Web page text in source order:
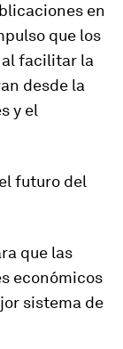
en
que los
al facilitar la
desde la
y el
el futuro del
que las
económicos
sistema de